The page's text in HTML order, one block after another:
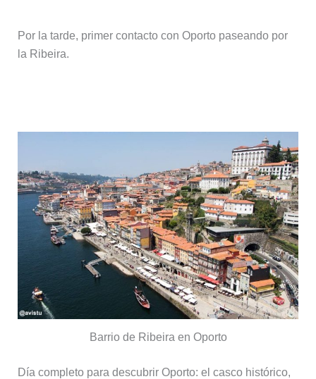
Por la tarde, primer contacto con Oporto paseando por
la Ribeira.
Barrio de Ribeira en Oporto
Día completo para descubrir Oporto: el casco histórico,